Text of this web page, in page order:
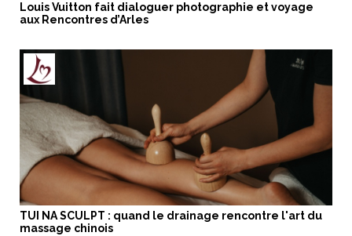
Louis Vuitton fait dialoguer photographie et voyage
aux Rencontres d’Arles
TUI NA SCULPT : quand le drainage rencontre l'art du
massage chinois